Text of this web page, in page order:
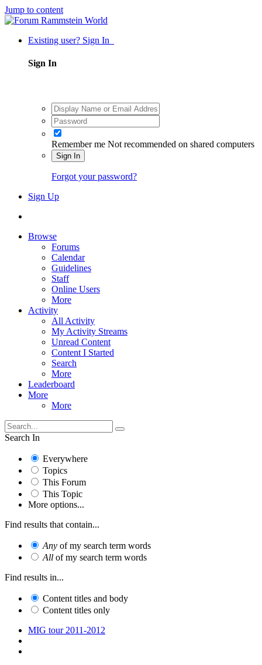
Jump to content
Existing user? Sign In
Sign In
Remember me Not recommended on shared computers
Sign In
Forgot your password?
Sign Up
Browse
Forums
Calendar
Guidelines
Staff
Online Users
More
Activity
All Activity
My Activity Streams
Unread Content
Content I Started
Search
More
Leaderboard
More
More
Search In
Everywhere
Topics
This Forum
This Topic
More options...
Find results that contain...
Any of my search term words
All of my search term words
Find results in...
Content titles and body
Content titles only
MIG tour 2011-2012